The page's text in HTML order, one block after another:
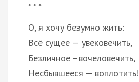
* * *
О, я хочу безумно жить:
Всё сущее — увековечить,
Безличное –вочеловечить,
Несбывшееся — воплотить!